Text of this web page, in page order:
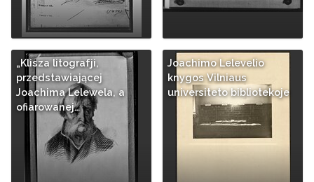
„Klisza litografji,
przedstawiającej
Joachima Lelewela, a
ofiarowanej…
Joachimo Lelevelio
knygos Vilniaus
universiteto bibliotekoje